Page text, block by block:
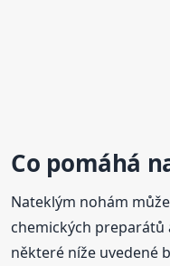
Co pomáhá
Nateklým nohám
chemických
některé níže uvedené